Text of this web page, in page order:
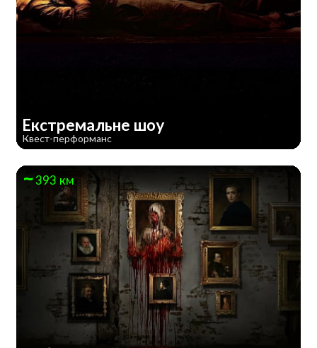
Екстремальне шоу
Квест-перформанс
393 км